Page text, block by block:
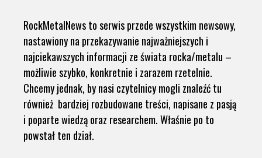
RockMetalNews to serwis przede wszystkim newsowy,
nastawiony na przekazywanie najważniejszych i
najciekawszych informacji ze świata rocka/metalu –
możliwie szybko, konkretnie i zarazem rzetelnie.
Chcemy jednak, by nasi czytelnicy mogli znaleźć tu
również bardziej rozbudowane treści, napisane z pasją
i poparte wiedzą oraz researchem. Właśnie po to
powstał ten dział.